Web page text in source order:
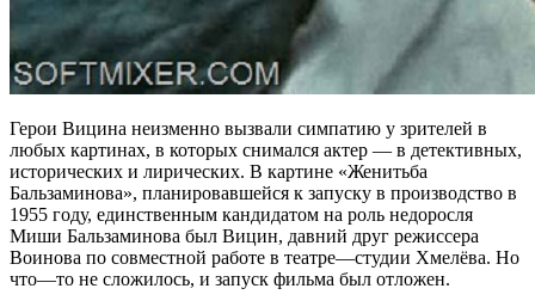
Герои Вицина неизменно вызвали симпатию у зрителей в
любых картинах, в которых снимался актер — в детективных,
исторических и лирических. В картине «Женитьба
Бальзаминова», планировавшейся к запуску в производство в
1955 году, единственным кандидатом на роль недоросля
Миши Бальзаминова был Вицин, давний друг режиссера
Воинова по совместной работе в театре—студии Хмелёва. Но
что—то не сложилось, и запуск фильма был отложен.